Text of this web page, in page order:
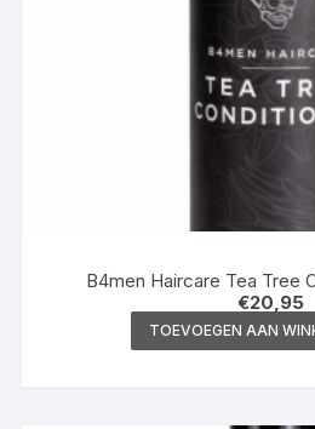
B4men Haircare Tea Tree
€20,95
TOEVOEGEN AAN